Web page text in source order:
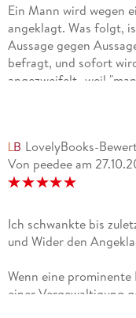
Ein Mann wird wegen
angeklagt. Was folgt,
Aussage gegen
befragt, und sofort
angezweifelt -weil
sich ergibt.Das
zeigt, wie schwer es
gesellschaftliche
welche Belastung
überhaupt Gehör zu
unangenehme Frage,
aber ziemlich kraftvoll
LovelyBooks-
Von peedee am
Ich schwankte bis
und Wider den
Wenn eine
einer Vergewaltigung